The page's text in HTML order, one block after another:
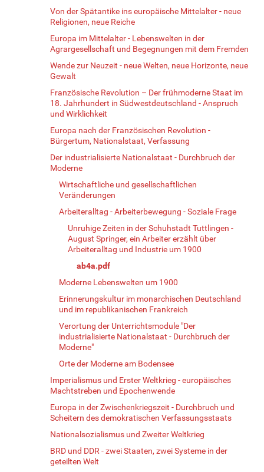
Von der Spätantike ins europäische Mittelalter - neue
Religionen, neue Reiche
Europa im Mittelalter - Lebenswelten in der
Agrargesellschaft und Begegnungen mit dem Fremden
Wende zur Neuzeit - neue Welten, neue Horizonte, neue
Gewalt
Französische Revolution – Der frühmoderne Staat im
18. Jahrhundert in Südwestdeutschland - Anspruch
und Wirklichkeit
Europa nach der Französischen Revolution -
Bürgertum, Nationalstaat, Verfassung
Der industrialisierte Nationalstaat - Durchbruch der
Moderne
Wirtschaftliche und gesellschaftlichen
Veränderungen
Arbeiteralltag - Arbeiterbewegung - Soziale Frage
Unruhige Zeiten in der Schuhstadt Tuttlingen -
August Springer, ein Arbeiter erzählt über
Arbeiteralltag und Industrie um 1900
ab4a.pdf
Moderne Lebenswelten um 1900
Erinnerungskultur im monarchischen Deutschland
und im republikanischen Frankreich
Verortung der Unterrichtsmodule "Der
industrialisierte Nationalstaat - Durchbruch der
Moderne"
Orte der Moderne am Bodensee
Imperialismus und Erster Weltkrieg - europäisches
Machtstreben und Epochenwende
Europa in der Zwischenkriegszeit - Durchbruch und
Scheitern des demokratischen Verfassungsstaats
Nationalsozialismus und Zweiter Weltkrieg
BRD und DDR - zwei Staaten, zwei Systeme in der
geteilten Welt